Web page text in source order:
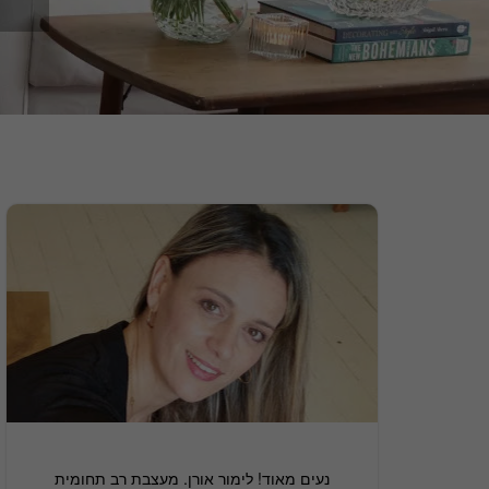
נעים מאוד! לימור אורן. מעצבת רב תחומית